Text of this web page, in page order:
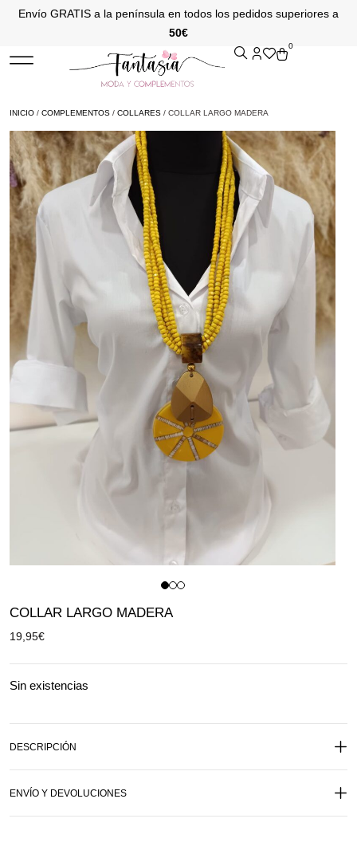
Envío GRATIS a la península en todos los pedidos superiores a
50€
0
INICIO / COMPLEMENTOS / COLLARES / COLLAR LARGO MADERA
COLLAR LARGO MADERA
19,95€
Sin existencias
DESCRIPCIÓN
ENVÍO Y DEVOLUCIONES